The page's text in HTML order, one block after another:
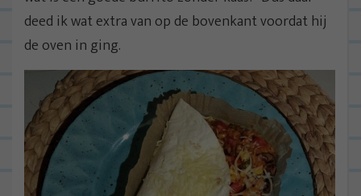
deed ik wat extra van op de bovenkant voordat hij
de oven in ging.